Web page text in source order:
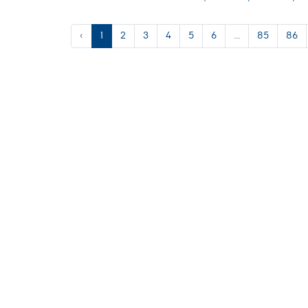
‹ 1 2 3 4 5 6 ... 85 86